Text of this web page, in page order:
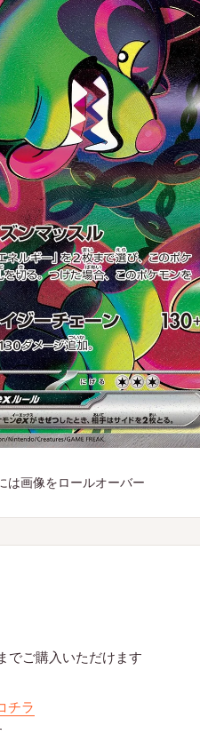
は画像をロールオーバー
でご購入いただけます
チラ